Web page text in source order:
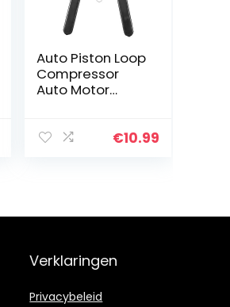
Auto Piston Loop
Compressor
Auto Motor
Tang Expander
€10.99
Verklaringen
Privacybeleid